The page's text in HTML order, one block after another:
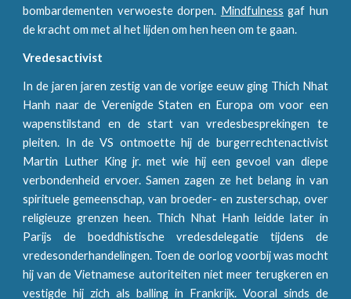
bombardementen verwoeste dorpen. Mindfulness gaf hun
de kracht om met al het lijden om hen heen om te gaan.
Vredesactivist
In de jaren jaren zestig van de vorige eeuw ging Thich Nhat
Hanh naar de Verenigde Staten en Europa om voor een
wapenstilstand en de start van vredesbesprekingen te
pleiten. In de VS ontmoette hij de burgerrechtenactivist
Martin Luther King jr. met wie hij een gevoel van diepe
verbondenheid ervoer. Samen zagen ze het belang in van
spirituele gemeenschap, van broeder- en zusterschap, over
religieuze grenzen heen. Thich Nhat Hanh leidde later in
Parijs de boeddhistische vredesdelegatie tijdens de
vredesonderhandelingen. Toen de oorlog voorbij was mocht
hij van de Vietnamese autoriteiten niet meer terugkeren en
vestigde hij zich als balling in Frankrijk. Vooral sinds de